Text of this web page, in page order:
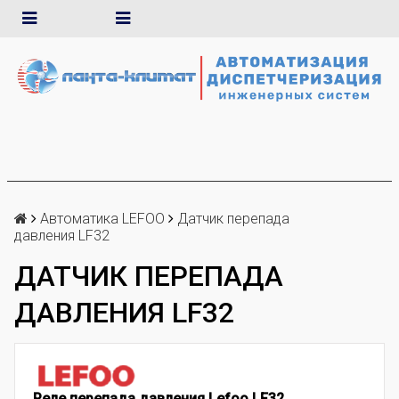
Автоматика LEFOO
Датчик перепада
давления LF32
ДАТЧИК ПЕРЕПАДА
ДАВЛЕНИЯ LF32